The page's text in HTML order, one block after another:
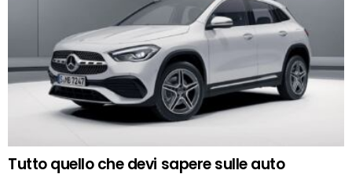
Tutto quello che devi sapere sulle auto